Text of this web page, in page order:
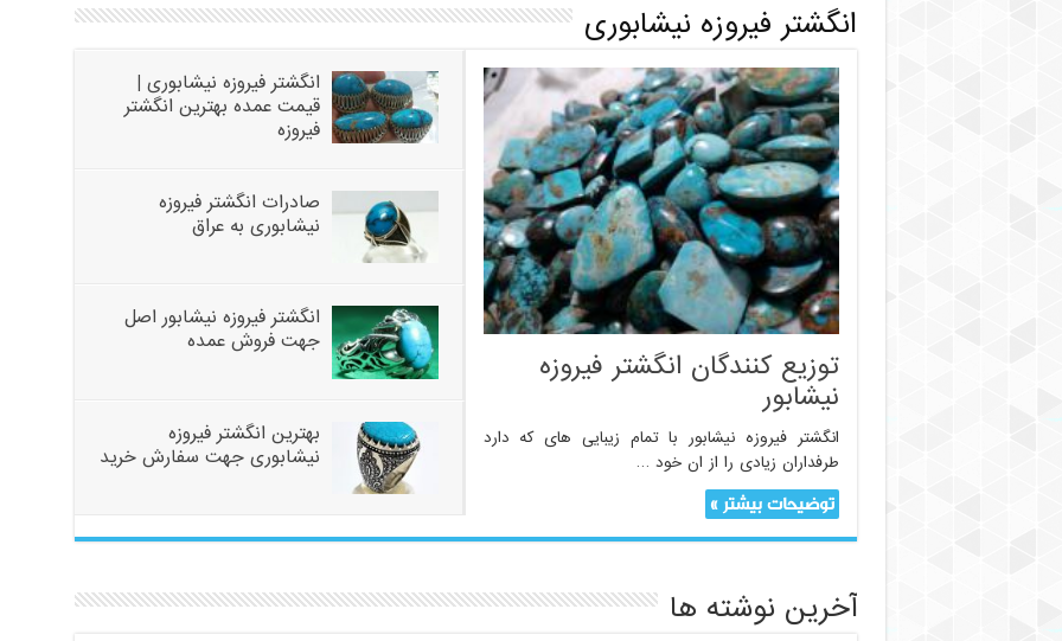
انگشتر فیروزه نیشابوری
توزیع کنندگان انگشتر فیروزه
نیشابور
انگشتر فیروزه نیشابور با تمام زیبایی های که دارد
طرفداران زیادی را از ان خود …
توضیحات بیشتر »
انگشتر فیروزه نیشابوری |
قیمت عمده بهترین انگشتر
فیروزه
صادرات انگشتر فیروزه
نیشابوری به عراق
انگشتر فیروزه نیشابور اصل
جهت فروش عمده
بهترین انگشتر فیروزه
نیشابوری جهت سفارش خرید
آخرین نوشته ها